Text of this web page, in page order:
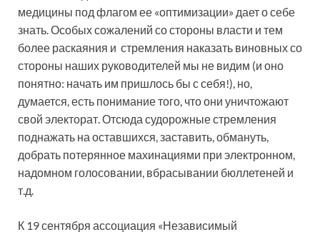
медицины под флагом ее «оптимизации» дает о себе
знать. Особых сожалений со стороны власти и тем
более раскаяния и стремления наказать виновных со
стороны наших руководителей мы не видим (и оно
понятно: начать им пришлось бы с себя!), но,
думается, есть понимание того, что они уничтожают
свой электорат. Отсюда судорожные стремления
поднажать на оставшихся, заставить, обмануть,
добрать потерянное махинациями при электронном,
надомном голосовании, вбрасывании бюллетеней и
т.д.
К 19 сентября ассоциация «Независимый